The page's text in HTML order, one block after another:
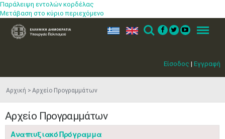
Παράλειψη εντολών κορδέλας
Μετάβαση στο κύριο περιεχόμενο
Είσοδος | Εγγραφή
ελ en Search Menu
Αρχική Αρχείο Προγραμμάτων
Αρχείο Προγραμμάτων
Αναπτυξιακό Πρόγραμμα